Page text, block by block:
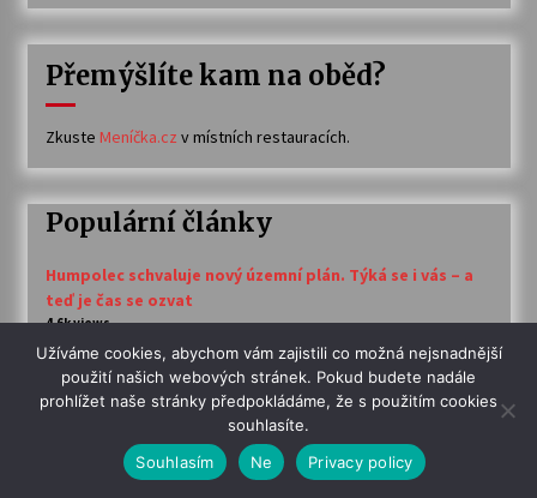
Přemýšlíte kam na oběd?
Zkuste Meníčka.cz v místních restauracích.
Populární články
Humpolec schvaluje nový územní plán. Týká se i vás – a
teď je čas se ozvat
4.6k views
ÚZEMNÍ PLÁN: Město po veřejném projednání mění
přístup k přípravě. Jen na místní části zatím nedošlo
Užíváme cookies, abychom vám zajistili co možná nejsnadnější
použití našich webových stránek. Pokud budete nadále
prohlížet naše stránky předpokládáme, že s použitím cookies
souhlasíte.
Souhlasím
Ne Privacy policy